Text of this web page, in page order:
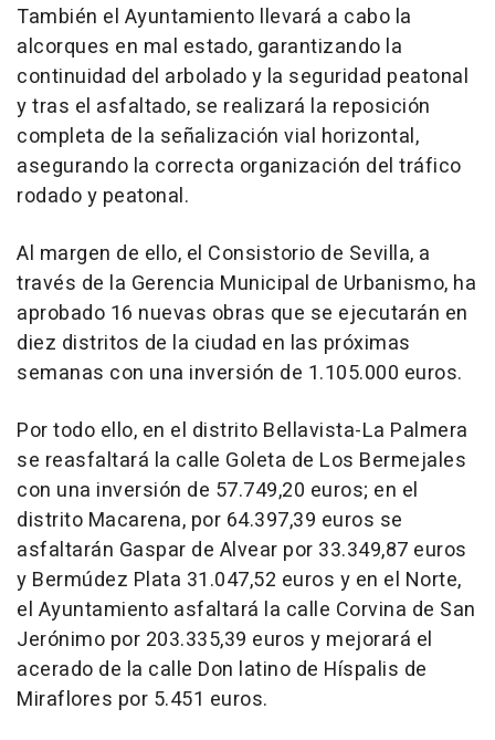
También el Ayuntamiento llevará a cabo la
alcorques en mal estado, garantizando la
continuidad del arbolado y la seguridad peatonal
y tras el asfaltado, se realizará la reposición
completa de la señalización vial horizontal,
asegurando la correcta organización del tráfico
rodado y peatonal.
Al margen de ello, el Consistorio de Sevilla, a
través de la Gerencia Municipal de Urbanismo, ha
aprobado 16 nuevas obras que se ejecutarán en
diez distritos de la ciudad en las próximas
semanas con una inversión de 1.105.000 euros.
Por todo ello, en el distrito Bellavista-La Palmera
se reasfaltará la calle Goleta de Los Bermejales
con una inversión de 57.749,20 euros; en el
distrito Macarena, por 64.397,39 euros se
asfaltarán Gaspar de Alvear por 33.349,87 euros
y Bermúdez Plata 31.047,52 euros y en el Norte,
el Ayuntamiento asfaltará la calle Corvina de San
Jerónimo por 203.335,39 euros y mejorará el
acerado de la calle Don latino de Híspalis de
Miraflores por 5.451 euros.